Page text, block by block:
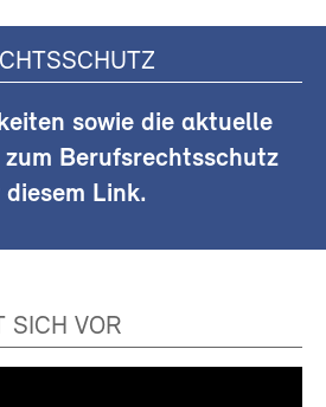
sowie die aktuelle
zum Berufsrechtsschutz
Link.
SICH VOR